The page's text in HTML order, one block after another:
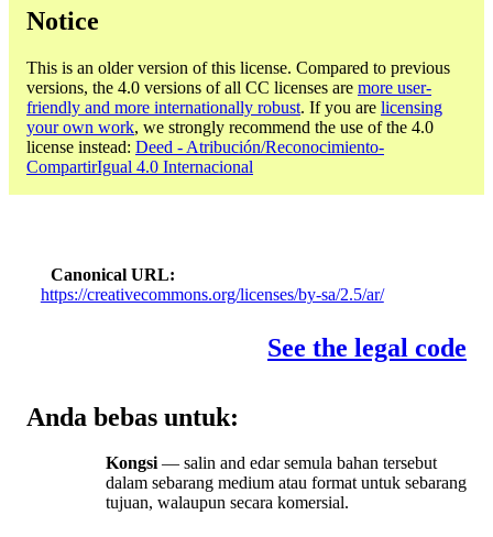
Notice
This is an older version of this license. Compared to previous
versions, the 4.0 versions of all CC licenses are more user-
friendly and more internationally robust. If you are licensing
your own work, we strongly recommend the use of the 4.0
license instead: Deed - Atribución/Reconocimiento-
CompartirIgual 4.0 Internacional
Canonical URL
https://creativecommons.org/licenses/by-sa/2.5/ar/
See the legal code
Anda bebas untuk:
Kongsi— salin and edar semula bahan tersebut
dalam sebarang medium atau format untuk sebarang
tujuan, walaupun secara komersial.